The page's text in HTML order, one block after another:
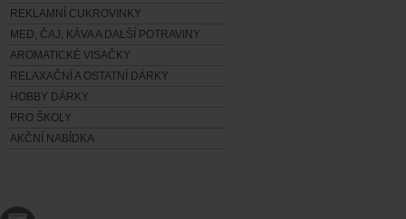
REKLAMNÍ CUKROVINKY
MED, ČAJ, KÁVA A DALŠÍ POTRAVINY
AROMATICKÉ VISAČKY
RELAXAČNÍ A OSTATNÍ DÁRKY
HOBBY DÁRKY
PRO ŠKOLY
AKČNÍ NABÍDKA